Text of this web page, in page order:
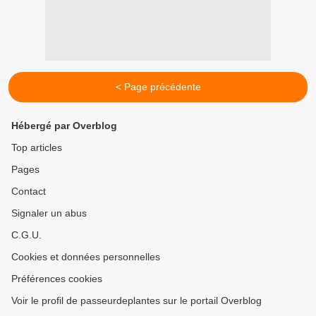
< Page précédente
Hébergé par Overblog
Top articles
Pages
Contact
Signaler un abus
C.G.U.
Cookies et données personnelles
Préférences cookies
Voir le profil de passeurdeplantes sur le portail Overblog